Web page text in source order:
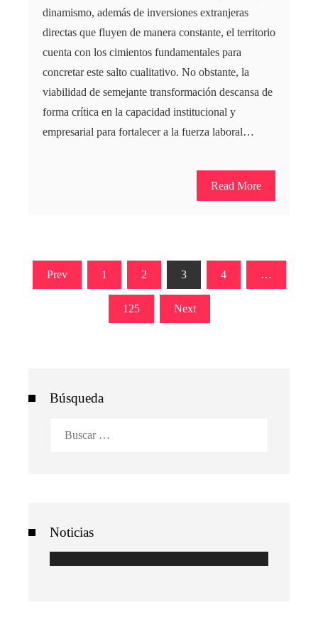
dinamismo, además de inversiones extranjeras
directas que fluyen de manera constante, el territorio
cuenta con los cimientos fundamentales para
concretar este salto cualitativo. No obstante, la
viabilidad de semejante transformación descansa de
forma crítica en la capacidad institucional y
empresarial para fortalecer a la fuerza laboral…
Read More
Paginación
Prev 1 2 3 4 …
125 Next
Búsqueda
Noticias